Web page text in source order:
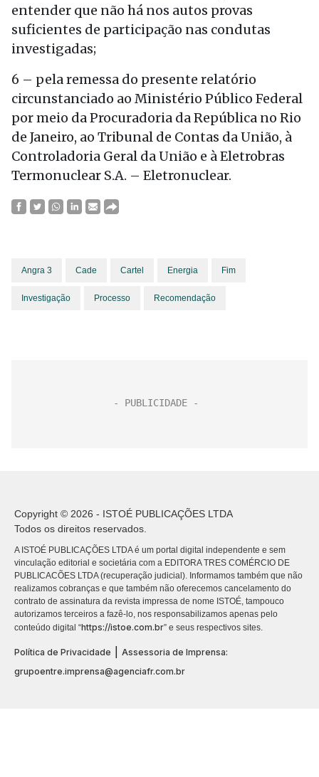
entender que não há nos autos provas
suficientes de participação nas condutas
investigadas;
6 – pela remessa do presente relatório
circunstanciado ao Ministério Público Federal
por meio da Procuradoria da República no Rio
de Janeiro, ao Tribunal de Contas da União, à
Controladoria Geral da União e à Eletrobras
Termonuclear S.A. – Eletronuclear.
Angra 3 Cade Cartel Energia Fim
Investigação Processo Recomendação
Copyright © 2026 - ISTOÉ PUBLICAÇÕES LTDA
Todos os direitos reservados.
A ISTOÉ PUBLICAÇÕES LTDA é um portal digital independente e sem
vinculação editorial e societária com a EDITORA TRES COMÉRCIO DE
PUBLICACÕES LTDA (recuperação judicial). Informamos também que não
realizamos cobranças e que também não oferecemos cancelamento do
contrato de assinatura da revista impressa de nome ISTOÉ, tampouco
autorizamos terceiros a fazê-lo, nos responsabilizamos apenas pelo
conteúdo digital “https://istoe.com.br” e seus respectivos sites.
Política de Privacidade
Assessoria de Imprensa:
grupoentre.imprensa@agenciafr.com.br